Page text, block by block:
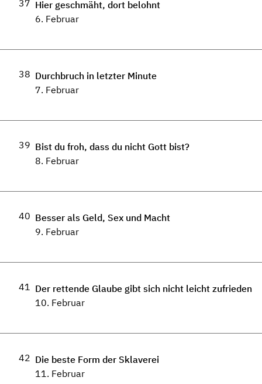
37 Hier geschmäht, dort belohnt
6. Februar
38 Durchbruch in letzter Minute
7. Februar
39 Bist du froh, dass du nicht Gott bist?
8. Februar
40 Besser als Geld, Sex und Macht
9. Februar
41 Der rettende Glaube gibt sich nicht leicht zufrieden
10. Februar
42 Die beste Form der Sklaverei
11. Februar